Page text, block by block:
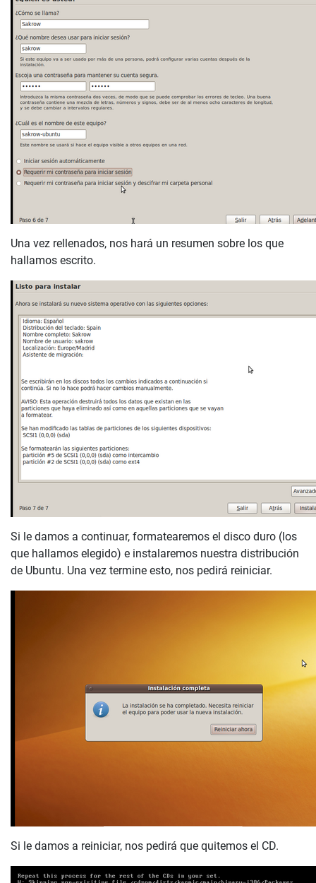
Una vez rellenados, nos hará un resumen sobre los que
hallamos escrito.
Si le damos a continuar, formatearemos el disco duro (los
que hallamos elegido) e instalaremos nuestra distribución
de Ubuntu. Una vez termine esto, nos pedirá reiniciar.
Si le damos a reiniciar, nos pedirá que quitemos el CD.